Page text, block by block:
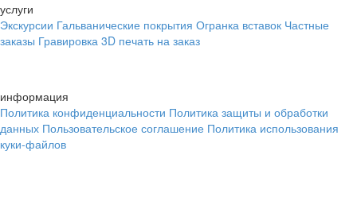
услуги
Экскурсии Гальванические покрытия Огранка вставок Частные
заказы Гравировка 3D печать на заказ
информация
Политика конфиденциальности Политика защиты и обработки
данных Пользовательское соглашение Политика использования
куки-файлов